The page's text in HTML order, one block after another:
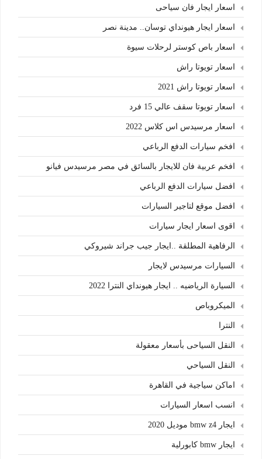
اسعار ايجار فان سياحى
اسعار ايجار هيونداي توسان.. مدينة نصر
اسعار باص كوستر لرحلات سيوة
اسعار تويوتا راش
اسعار تويوتا راش 2021
اسعار تويوتا سقف عالي 15 فرد
اسعار مرسيدس اس كلاس 2022
افخم سيارات الدفع الرباعي
افخم عربية فان للايجار بالسائق في مصر مرسيدس فيانو
افضل سيارات الدفع الرباعي
افضل موقع لتاجير السيارات
اقوى اسعار ايجار سيارات
الرفاهية المطلقة ..ايجار جيب جراند شيروكي
السيارات مرسيدس لايجار
السيارة الرياضيه .. ايجار هيونداي النترا 2022
الميكروباص
النترا
النقل السياحى بأسعار معقولة
النقل السياحي
اماكن سياجية في القاهرة
انسب اسعار السيارات
ايجار bmw z4 موديل 2020
ايجار bmw كابورلية